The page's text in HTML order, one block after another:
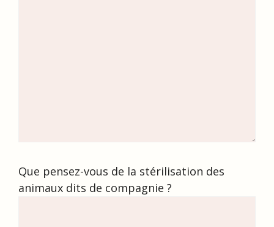
Que pensez-vous de la stérilisation des
animaux dits de compagnie ?